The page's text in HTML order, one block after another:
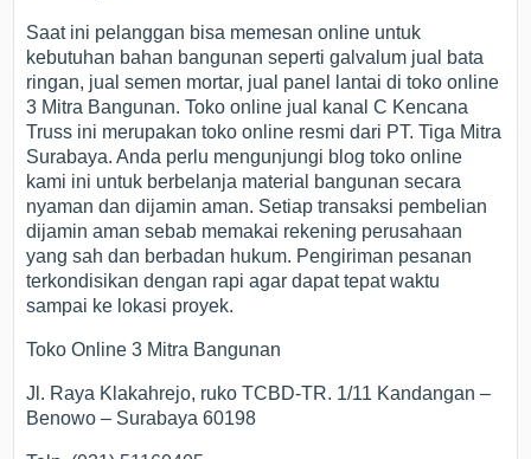
Saat ini pelanggan bisa memesan online untuk
kebutuhan bahan bangunan seperti galvalum jual bata
ringan, jual semen mortar, jual panel lantai di toko online
3 Mitra Bangunan. Toko online jual kanal C Kencana
Truss ini merupakan toko online resmi dari PT. Tiga Mitra
Surabaya. Anda perlu mengunjungi blog toko online
kami ini untuk berbelanja material bangunan secara
nyaman dan dijamin aman. Setiap transaksi pembelian
dijamin aman sebab memakai rekening perusahaan
yang sah dan berbadan hukum. Pengiriman pesanan
terkondisikan dengan rapi agar dapat tepat waktu
sampai ke lokasi proyek.
Toko Online 3 Mitra Bangunan
Jl. Raya Klakahrejo, ruko TCBD-TR. 1/11 Kandangan –
Benowo – Surabaya 60198